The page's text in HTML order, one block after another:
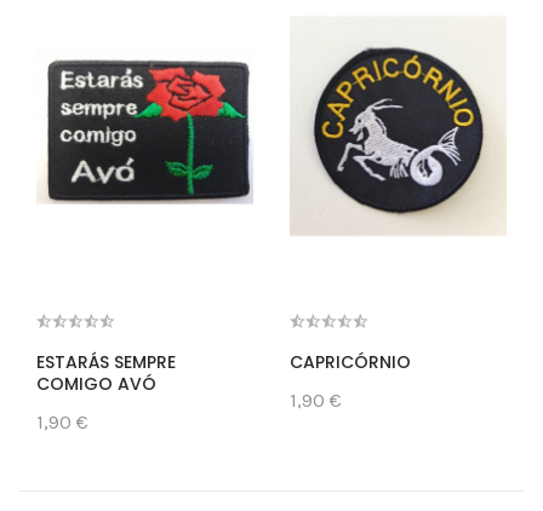
ESTARÁS SEMPRE
COMIGO AVÓ
1,90 €
CAPRICÓRNIO
1,90 €